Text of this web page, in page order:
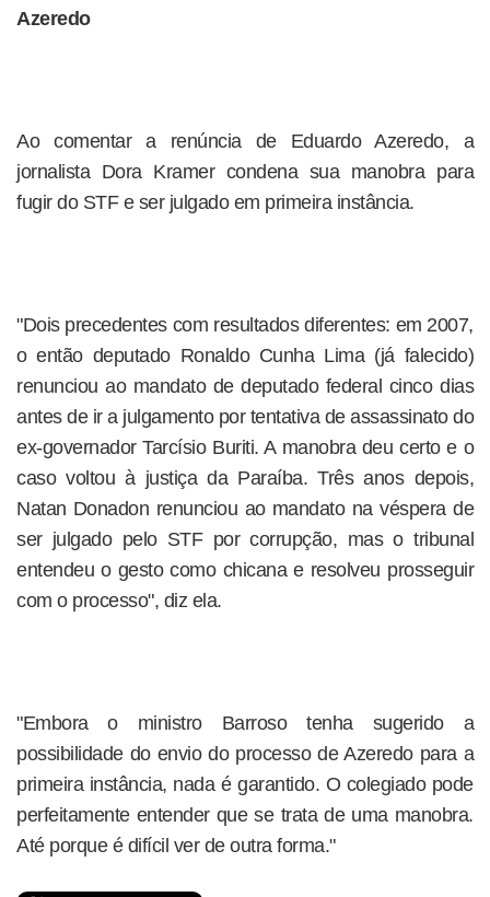
Azeredo
Ao comentar a renúncia de Eduardo Azeredo, a
jornalista Dora Kramer condena sua manobra para
fugir do STF e ser julgado em primeira instância.
"Dois precedentes com resultados diferentes: em 2007,
o então deputado Ronaldo Cunha Lima (já falecido)
renunciou ao mandato de deputado federal cinco dias
antes de ir a julgamento por tentativa de assassinato do
ex-governador Tarcísio Buriti. A manobra deu certo e o
caso voltou à justiça da Paraíba. Três anos depois,
Natan Donadon renunciou ao mandato na véspera de
ser julgado pelo STF por corrupção, mas o tribunal
entendeu o gesto como chicana e resolveu prosseguir
com o processo", diz ela.
"Embora o ministro Barroso tenha sugerido a
possibilidade do envio do processo de Azeredo para a
primeira instância, nada é garantido. O colegiado pode
perfeitamente entender que se trata de uma manobra.
Até porque é difícil ver de outra forma."